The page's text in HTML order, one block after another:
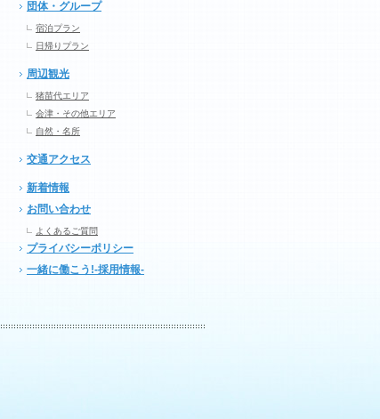
団体・グループ
宿泊プラン
日帰りプラン
周辺観光
猪苗代エリア
会津・その他エリア
自然・名所
交通アクセス
新着情報
お問い合わせ
よくあるご質問
プライバシーポリシー
一緒に働こう!-採用情報-